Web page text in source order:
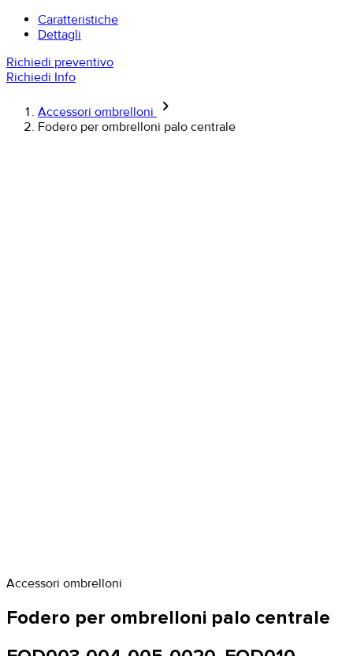
Caratteristiche
Dettagli
Richiedi preventivo
Richiedi Info
Accessori ombrelloni keyboard_arrow_right
Fodero per ombrelloni palo centrale
Accessori ombrelloni
Fodero per ombrelloni palo centrale